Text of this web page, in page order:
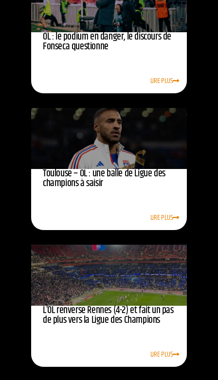
OL : le podium en danger, le discours de
Fonseca questionne
LIRE PLUS
Toulouse – OL : une balle de Ligue des
champions à saisir
LIRE PLUS
L’OL renverse Rennes (4-2) et fait un pas
de plus vers la Ligue des Champions
LIRE PLUS